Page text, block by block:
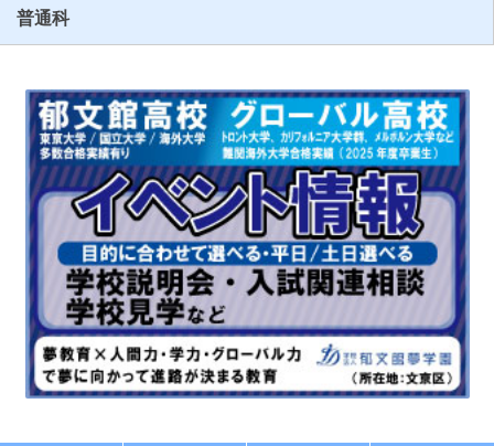
ブックマークした学校はありません
普通科